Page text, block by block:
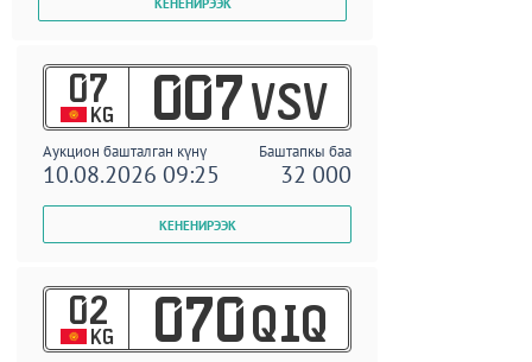
07
KG 007 VSV
Аукцион башталган күнү Баштапкы баа
10.08.2026 09:25 32 000
02
KG 070 QIQ